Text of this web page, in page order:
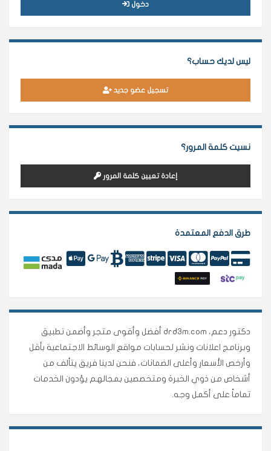
دخول
ليس لديك حساب؟
تسجيل عضو جديد
نسيت كلمة المرور؟
إعادة تعيين كلمة المرور
طرق الدفع المعتمدة
دكتور دعم، drd3m.com أفضل وأقوى متجر وأضمن تطبيق
وبرنامج اعلانات ونشر لحسابات مواقع الوسائط الاجتماعية بأقل
وأرخص الأسعار وأعلى الضمانات، فنحن لدينا فريق يتألف من
أشخاص من ذوي الخبرة ومتخصصين بمجالهم يؤدون الخدمات
تماماً على أكمل وجه.